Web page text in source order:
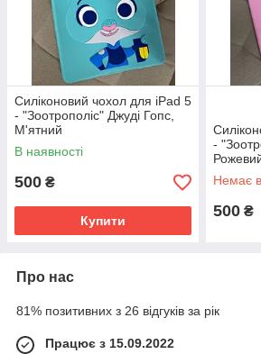
Силіконовий чохол для iPad 5
- "Зоотрополіс" Джуді Гопс,
М'ятний
В наявності
500 ₴
Купити
-
Немає
500 ₴
Про нас
81% позитивних з 26 відгуків за рік
Працює з 15.09.2022